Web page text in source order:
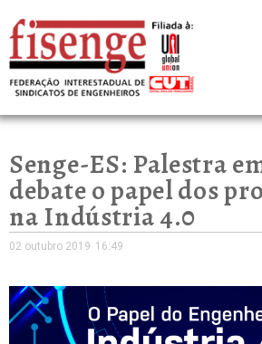
Senge-ES: Palestra
debate o papel dos
na Indústria 4.0
02 outubro 2019 16:49